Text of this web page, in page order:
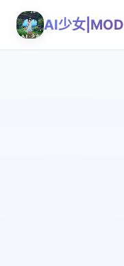
AI少女|MOD